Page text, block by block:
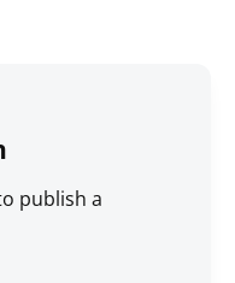
publish a